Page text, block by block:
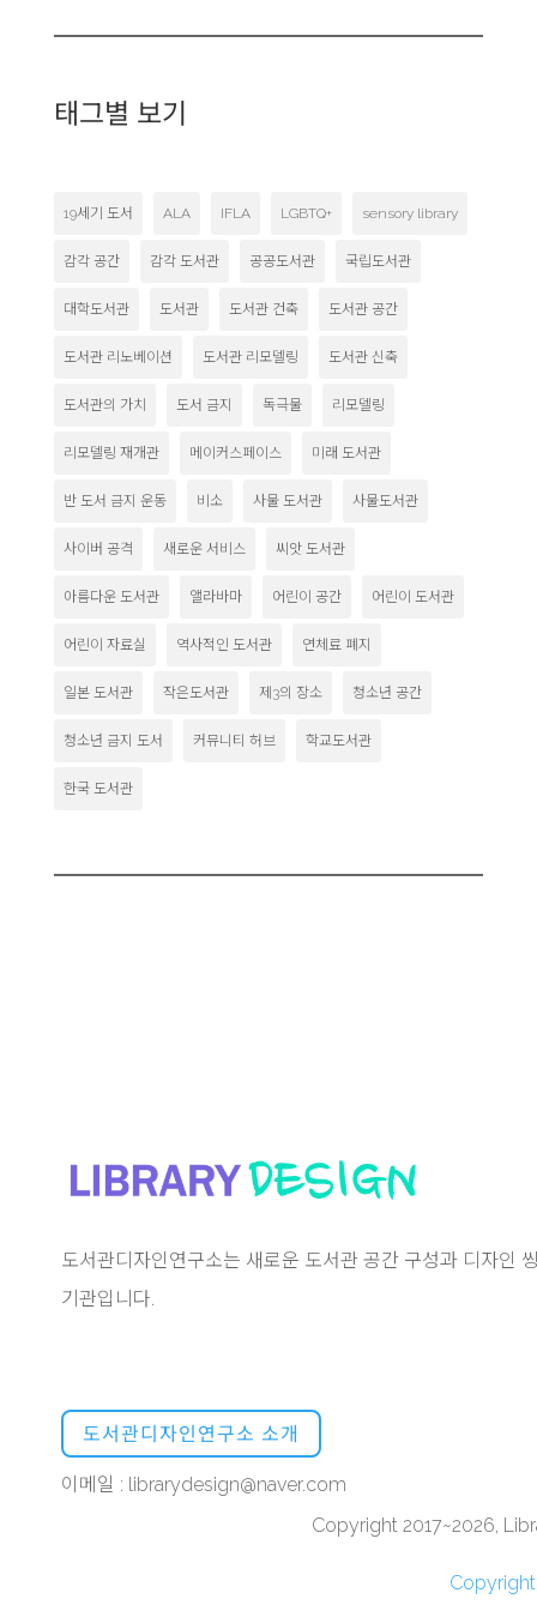
태그별 보기
19세기 도서 ALA IFLA LGBTQ+ sensory library
감각 공간 감각 도서관 공공도서관 국립도서관
대학도서관 도서관 도서관 건축 도서관 공간
도서관 리노베이션 도서관 리모델링 도서관 신축
도서관의 가치 도서 금지 독극물 리모델링
리모델링 재개관 메이커스페이스 미래 도서관
반 도서 금지 운동 비소 사물 도서관 사물도서관
사이버 공격 새로운 서비스 씨앗 도서관
아름다운 도서관 앨라바마 어린이 공간 어린이 도서관
어린이 자료실 역사적인 도서관 연체료 폐지
일본 도서관 작은도서관 제3의 장소 청소년 공간
청소년 금지 도서 커뮤니티 허브 학교도서관
한국 도서관
도서관디자인연구소는 새로운 도서관 공간 구성과 디자인
기관입니다.
도서관디자인연구소 소개
이메일 : librarydesign@naver.com
Copyright 2017~2026,